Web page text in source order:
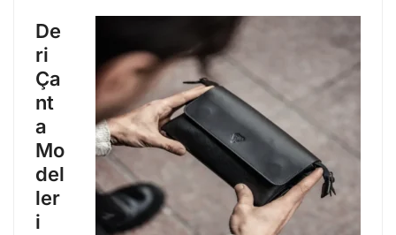
De
ri
Ça
nt
a
Mo
del
ler
i